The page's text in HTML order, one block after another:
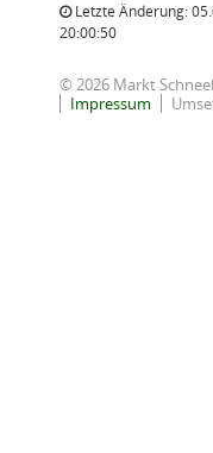
Letzte Änderung:
20:00:50
© 2026 Markt
Impressum